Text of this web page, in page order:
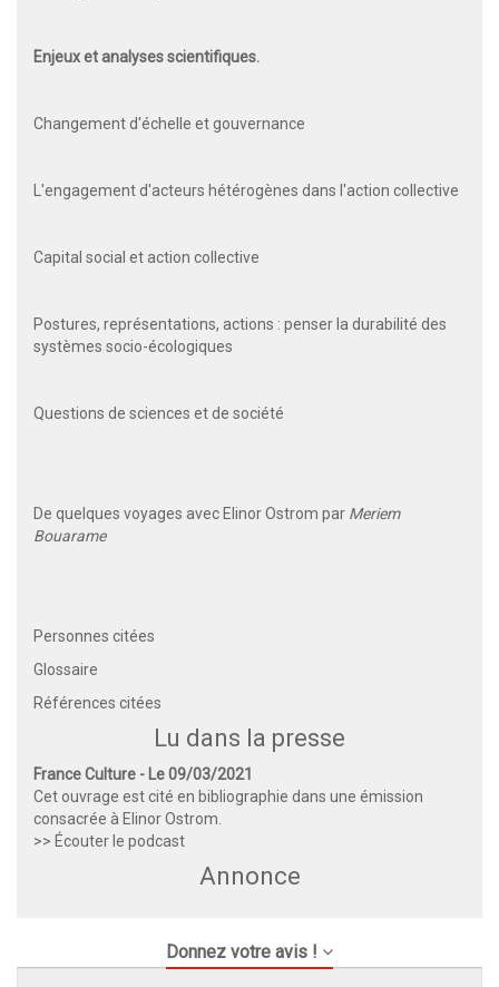
Enjeux et analyses scientifiques.
Changement d'échelle et gouvernance
L'engagement d'acteurs hétérogènes dans l'action collective
Capital social et action collective
Postures, représentations, actions : penser la durabilité des
systèmes socio-écologiques
Questions de sciences et de société
De quelques voyages avec Elinor Ostrom par Meriem
Bouarame
Personnes citées
Glossaire
Références citées
Lu dans la presse
France Culture - Le 09/03/2021
Cet ouvrage est cité en bibliographie dans une émission
consacrée à Elinor Ostrom.
>> Écouter le podcast
Annonce
Donnez votre avis !